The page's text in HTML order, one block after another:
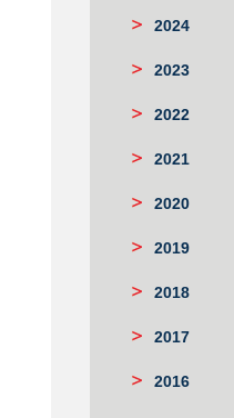
2024
2023
2022
2021
2020
2019
2018
2017
2016